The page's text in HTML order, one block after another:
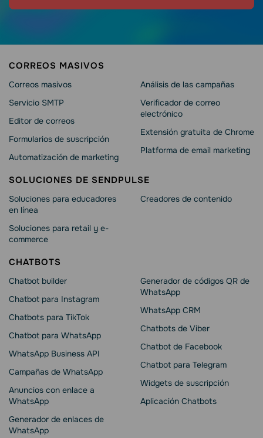
CORREOS MASIVOS
Correos masivos
Servicio SMTP
Editor de correos
Formularios de suscripción
Automatización de marketing
Análisis de las campañas
Verificador de correo
electrónico
Extensión gratuita de Chrome
Platforma de email marketing
SOLUCIONES DE SENDPULSE
Soluciones para educadores
en línea
Soluciones para retail y e-
commerce
Creadores de contenido
CHATBOTS
Chatbot builder
Chatbot para Instagram
Chatbots para TikTok
Chatbot para WhatsApp
WhatsApp Business API
Campañas de WhatsApp
Anuncios con enlace a
WhatsApp
Generador de enlaces de
WhatsApp
Generador de códigos QR de
WhatsApp
WhatsApp CRM
Chatbots de Viber
Chatbot de Facebook
Chatbot para Telegram
Widgets de suscripción
Aplicación Chatbots